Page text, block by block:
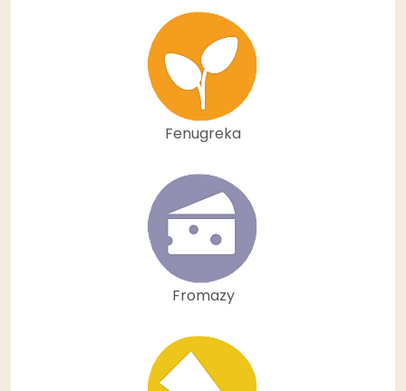
Fenugreka
Fromazy